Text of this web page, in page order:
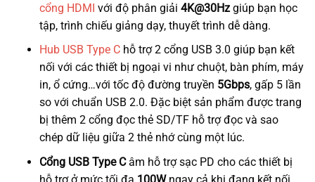
cổng HDMI với độ phân giải 4K@30Hzgiúp bạn học
tập, trình chiếu giảng dạy, thuyết trình dễ dàng.
Hub USB Type Chỗ trợ 2 cổng USB 3.0 giúp bạn kết
nối với các thiết bị ngoại vi như chuột, bàn phím, máy
in, ổ cứng…với tốc độ đường truyền 5Gbps, gấp 5 lần
so với chuẩn USB 2.0. Đặc biệt sản phẩm được trang
bị thêm 2 cổng đọc thẻ SD/TF hỗ trợ đọc và sao
chép dữ liệu giữa 2 thẻ nhớ cùng một lúc.
Cổng USB Type Câm hỗ trợ sạc PD cho các thiết bị